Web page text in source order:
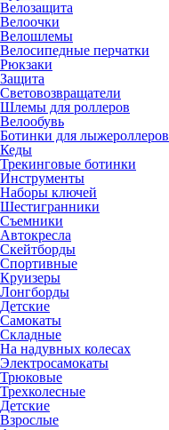
Велозащита
Велоочки
Велошлемы
Велосипедные перчатки
Рюкзаки
Защита
Световозвращатели
Шлемы для роллеров
Велообувь
Ботинки для лыжероллеров
Кеды
Трекинговые ботинки
Инструменты
Наборы ключей
Шестигранники
Съемники
Автокресла
Скейтборды
Спортивные
Круизеры
Лонгборды
Детские
Самокаты
Складные
На надувных колесах
Электросамокаты
Трюковые
Трехколесные
Детские
Взрослые